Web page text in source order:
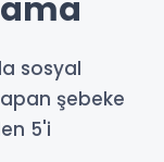
sosyal
şebeke
5'i